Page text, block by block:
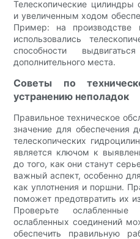
Телескопические
и увеличенным ходом
Пример: на производстве
использовались
способности
дополнительного места.
Советы по
устранению неполадок
Правильное техническое
значение для обеспечения
телескопических
является ключом к
до того, как они станут
важный аспект, особенно
как уплотнения и поршни.
поможет предотвратить их
Проверьте ослабленные
ослабленных соединений
обеспечить правильную